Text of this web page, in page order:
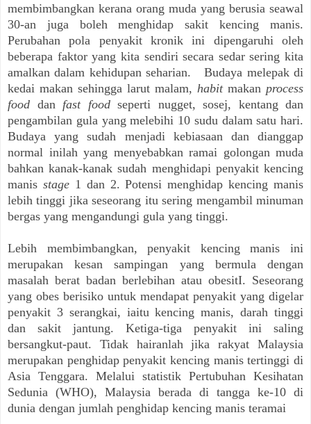
membimbangkan kerana orang muda yang berusia seawal
30-an juga boleh menghidap sakit kencing manis.
Perubahan pola penyakit kronik ini dipengaruhi oleh
beberapa faktor yang kita sendiri secara sedar sering kita
amalkan dalam kehidupan seharian. Budaya melepak di
kedai makan sehingga larut malam, habitmakan process
food dan fast foodseperti nugget, sosej, kentang dan
pengambilan gula yang melebihi 10 sudu dalam satu hari.
Budaya yang sudah menjadi kebiasaan dan dianggap
normal inilah yang menyebabkan ramai golongan muda
bahkan kanak-kanak sudah menghidapi penyakit kencing
manis stage1 dan 2. Potensi menghidap kencing manis
lebih tinggi jika seseorang itu sering mengambil minuman
bergas yang mengandungi gula yang tinggi.
Lebih membimbangkan, penyakit kencing manis ini
merupakan kesan sampingan yang bermula dengan
masalah berat badan berlebihan atau obesitI. Seseorang
yang obes berisiko untuk mendapat penyakit yang digelar
penyakit 3 serangkai, iaitu kencing manis, darah tinggi
dan sakit jantung. Ketiga-tiga penyakit ini saling
bersangkut-paut. Tidak hairanlah jika rakyat Malaysia
merupakan penghidap penyakit kencing manis tertinggi di
Asia Tenggara. Melalui statistik Pertubuhan Kesihatan
Sedunia (WHO), Malaysia berada di tangga ke-10 di
dunia dengan jumlah penghidap kencing manis teramai